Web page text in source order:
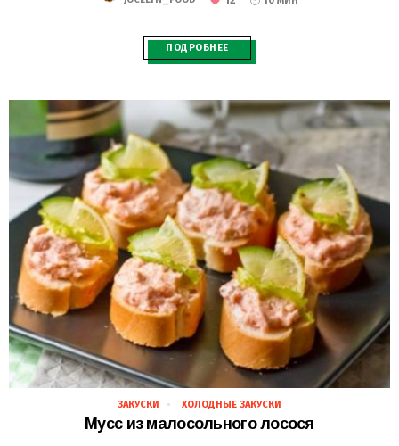
ПОДРОБНЕЕ
28.02.2021
ЗАКУСКИ ХОЛОДНЫЕ ЗАКУСКИ
Мусс из малосольного лосося